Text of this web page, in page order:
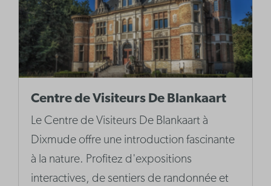
Centre de Visiteurs De Blankaart
Le Centre de Visiteurs De Blankaart à
Dixmude offre une introduction fascinante
à la nature. Profitez d'expositions
interactives, de sentiers de randonnée et